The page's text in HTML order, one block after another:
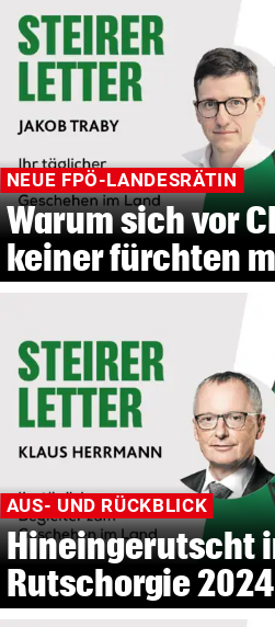
NEUE FPÖ-LANDESRÄTIN
Warum sich vor
keiner fürchten
AUS- UND RÜCKBLICK
Hineingerutscht
Rutschorgie 2024